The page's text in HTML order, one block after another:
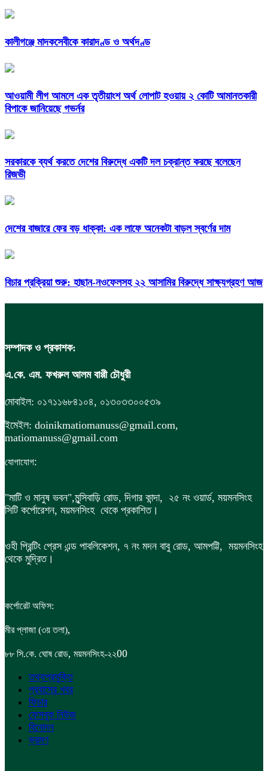
কালীগঞ্জে মাদকসেবীকে কারাদণ্ড ও অর্থদণ্ড
আওয়ামী লীগ আমলে এক তৃতীয়াংশ অর্থ লোপাট হওয়ায় ২ কোটি আমানতকারী
বিপাকে জানিয়েছে গভর্নর
সরকারকে ব্যর্থ করতে দেশের বিরুদ্ধে একটি দল চক্রান্ত করছে বলেছেন
রিজভী
দেশের বাজারে ফের বড় ধাক্কা: এক লাফে অনেকটা বাড়ল স্বর্ণের দাম
বিচার প্রক্রিয়া শুরু: হাছান-নওফেলসহ ২২ আসামির বিরুদ্ধে সাক্ষ্যগ্রহণ আজ
সম্পাদক ও প্রকাশক:
এ.কে. এম. ফখরুল আলম বাপ্পী চৌধুরী
মোবাইল: ০১৭১১৬৮৪১০৪, ০১৩০৩৩০০৫৩৯
ইমেইল: doinikmatiomanuss@gmail.com,
matiomanuss@gmail.com
যোগাযোগ:
"মাটি ও মানুষ ভবন",মুন্সিবাড়ি রোড, দিগার কান্দা, ২৫ নং ওয়ার্ড, ময়মনসিংহ
সিটি কর্পোরেশন, ময়মনসিংহ থেকে প্রকাশিত।
ওহী প্রিন্টিং প্রেস এন্ড পাবলিকেশন, ৭ নং মদন বাবু রোড, আমপট্টি, ময়মনসিংহ
থেকে মুদ্রিত।
কর্পোরেট অফিস:
মীর প্লাজা (৩য় তলা),
৮৮ সি.কে. ঘোষ রোড, ময়মনসিংহ-২২00
তথ্যপ্রযুক্তি
প্রবাসের খবর
ফিচার
ফেসবুক নিউজ
বিনোদন
ভ্রমণ